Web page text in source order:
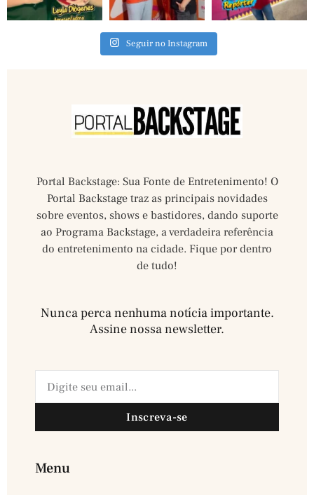
Seguir no Instagram
Portal Backstage: Sua Fonte de Entretenimento! O
Portal Backstage traz as principais novidades
sobre eventos, shows e bastidores, dando suporte
ao Programa Backstage, a verdadeira referência
do entretenimento na cidade. Fique por dentro
de tudo!
Nunca perca nenhuma notícia importante.
Assine nossa newsletter.​
Inscreva-se
Menu